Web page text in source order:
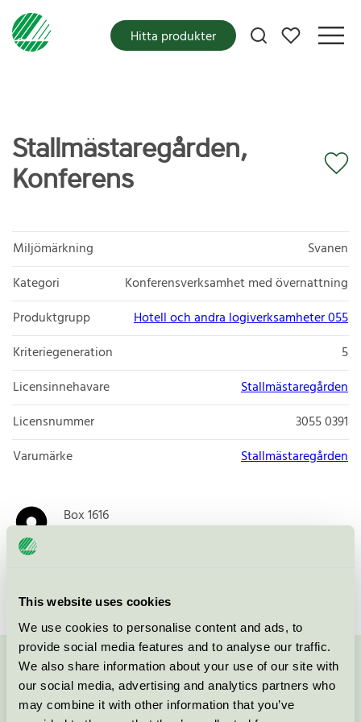
This website uses cookies
We use cookies to personalise content and ads, to
provide social media features and to analyse our traffic.
We also share information about your use of our site with
our social media, advertising and analytics partners who
may combine it with other information that you’ve
Mina favoriter
Hitta produkter
Stallmästaregården,
Konferens
Miljömärkning
Svanen
Kategori
Konferensverksamhet med övernattning
Produktgrupp
Hotell och andra logiverksamheter 055
Kriteriegeneration
5
Licensinnehavare
Stallmästaregården
Licensnummer
3055 0391
Varumärke
Stallmästaregården
Box 1616
Kontakta oss på08-55 55 24 00eller via formuläret: